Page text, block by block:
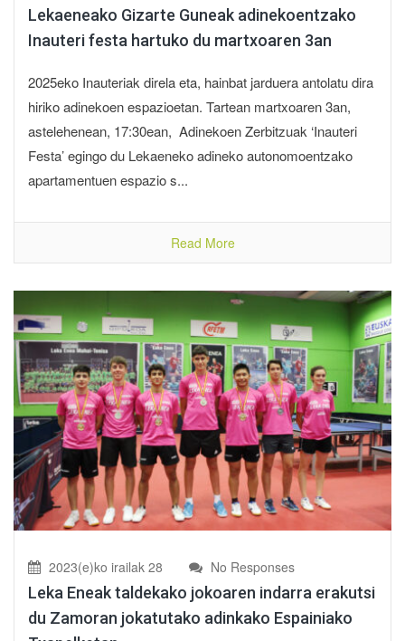
Lekaeneako Gizarte Guneak adinekoentzako
Inauteri festa hartuko du martxoaren 3an
2025eko Inauteriak direla eta, hainbat jarduera antolatu dira
hiriko adinekoen espazioetan. Tartean martxoaren 3an,
astelehenean, 17:30ean, Adinekoen Zerbitzuak ‘Inauteri
Festa’ egingo du Lekaeneko adineko autonomoentzako
apartamentuen espazio s...
Read More
2023(e)ko irailak 28 No Responses
Leka Eneak taldekako jokoaren indarra erakutsi
du Zamoran jokatutako adinkako Espainiako